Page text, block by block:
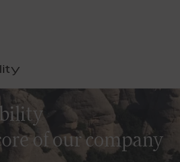
of our company